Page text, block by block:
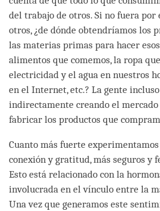
del trabajo de otros. Si no fuera por
otros, ¿de dónde obtendríamos los
las materias primas para hacer
alimentos que comemos, la ropa
electricidad y el agua en nuestros
en el Internet, etc.? La gente
indirectamente creando el
fabricar los productos que
Cuanto más fuerte experimentamos
conexión y gratitud, más seguros y
Esto está relacionado con la
involucrada en el vínculo entre la
Una vez que generamos este